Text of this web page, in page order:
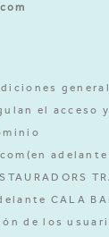
el acceso
CALA
de los